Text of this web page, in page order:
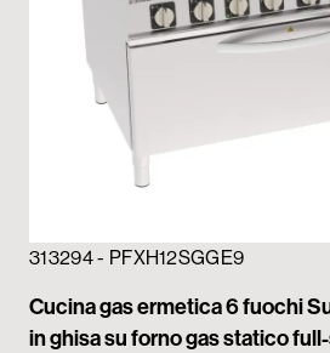
313294 - PFXH12SGGE9
Cucina gas ermetica 6 fuochi
in ghisa su forno gas statico